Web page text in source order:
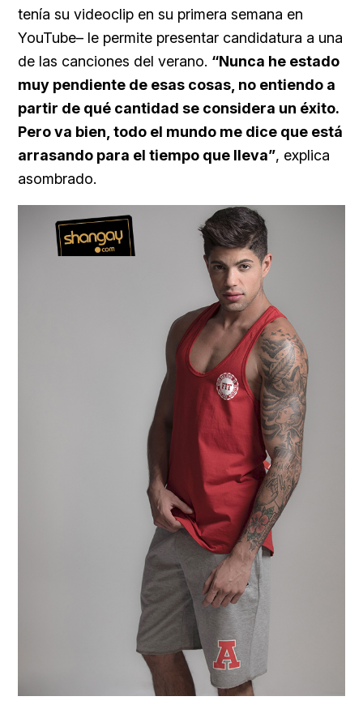
tenía su videoclip en su primera semana en
YouTube– le permite presentar candidatura a una
de las canciones del verano. “Nunca he estado
muy pendiente de esas cosas, no entiendo a
partir de qué cantidad se considera un éxito.
Pero va bien, todo el mundo me dice que está
arrasando para el tiempo que lleva”, explica
asombrado.